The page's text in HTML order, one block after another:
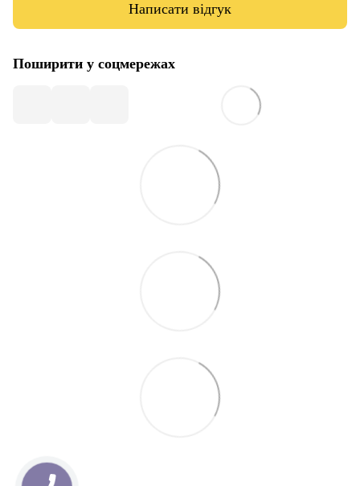
Написати відгук
Поширити у соцмережах